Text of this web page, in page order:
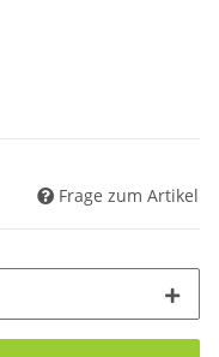
Frage zum Artikel